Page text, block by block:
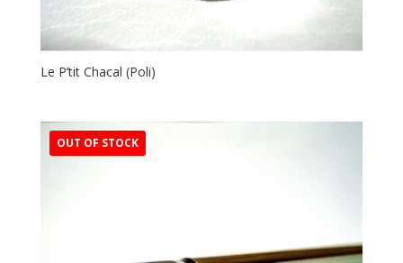
Le P’tit Chacal (Poli)